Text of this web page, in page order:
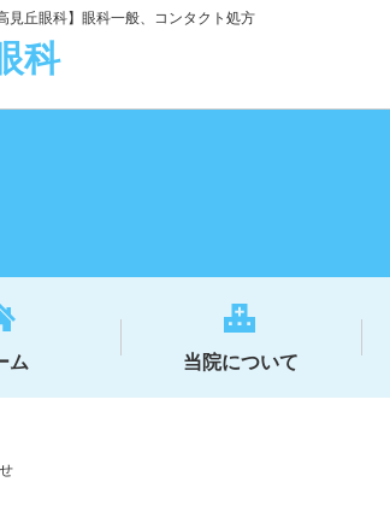
見丘眼科】眼科一般、コンタクト処方
科
ム 当院について